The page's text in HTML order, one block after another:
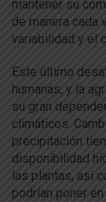
mantener su
de manera cada
variabilidad y el
Este último
humanas, y la
su gran
climáticos.
precipitación
disponibilidad
las plantas, así
podrían poner